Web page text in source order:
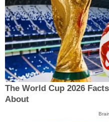
The World Cup 2026
About